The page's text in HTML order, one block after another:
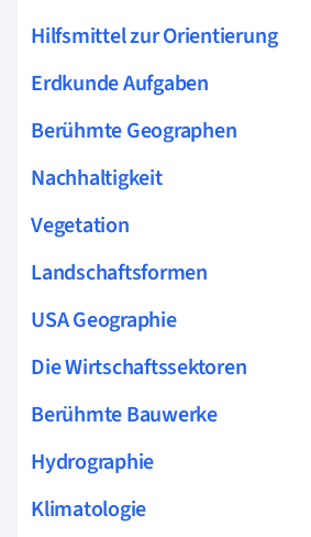
Hilfsmittel zur Orientierung
Erdkunde Aufgaben
Berühmte Geographen
Nachhaltigkeit
Vegetation
Landschaftsformen
USA Geographie
Die Wirtschaftssektoren
Berühmte Bauwerke
Hydrographie
Klimatologie